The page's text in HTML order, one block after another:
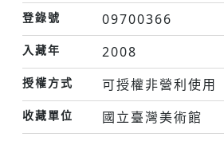
登錄號 09700366
入藏年 2008
授權方式 可授權非營利使用
收藏單位 國立臺灣美術館